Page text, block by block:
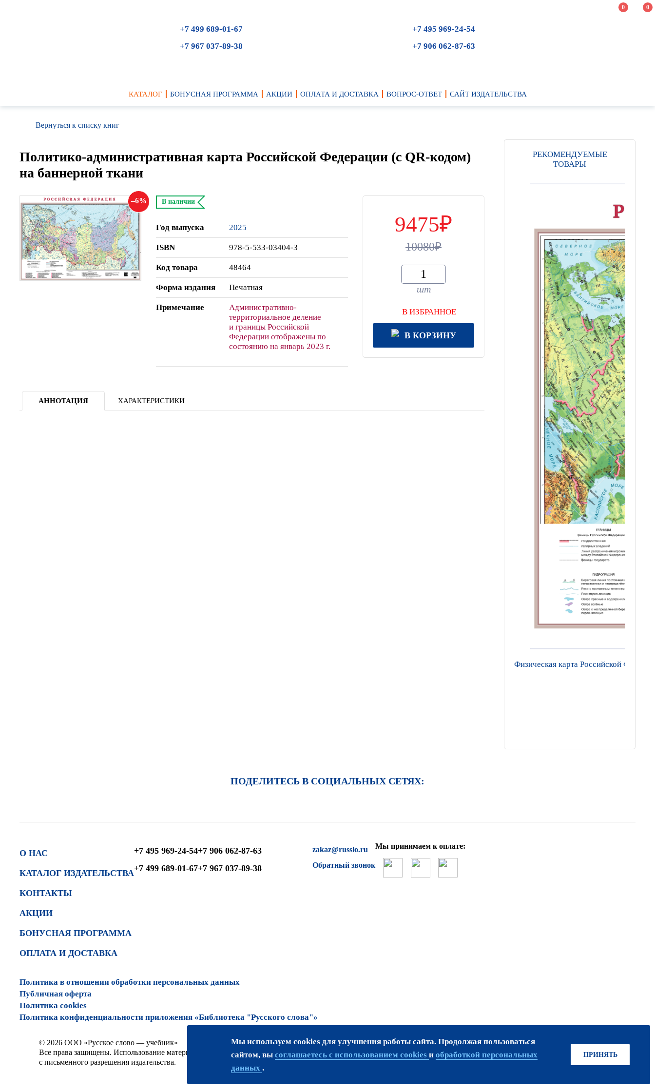
0 0
+7 499 689-01-67
+7 967 037-89-38
+7 495 969-24-54
+7 906 062-87-63
КАТАЛОГ БОНУСНАЯ ПРОГРАММА АКЦИИ ОПЛАТА И ДОСТАВКА ВОПРОС-ОТВЕТ САЙТ ИЗДАТЕЛЬСТВА
Вернуться к списку книг
Политико-административная карта Российской Федерации (с QR-кодом)
на баннерной ткани
6 В наличии
Год выпуска 2025
ISBN 978-5-533-03404-3
Код товара 48464
Форма издания Печатная
Примечание
Административно-
территориальное деление
и границы Российской
Федерации отображены по
состоянию на январь 2023 г.
9475
10080
шт
В ИЗБРАННОЕ
В КОРЗИНУ
АННОТАЦИЯ ХАРАКТЕРИСТИКИ
РЕКОМЕНДУЕМЫЕ
ТОВАРЫ
Физическая карта Российской
ПОДЕЛИТЕСЬ В СОЦИАЛЬНЫХ СЕТЯХ:
О НАС
КАТАЛОГ ИЗДАТЕЛЬСТВА
КОНТАКТЫ
АКЦИИ
БОНУСНАЯ ПРОГРАММА
ОПЛАТА И ДОСТАВКА
+7 495 969-24-54
+7 499 689-01-67
+7 906 062-87-63
+7 967 037-89-38
zakaz@russlo.ru
Обратный звонок
Мы принимаем к оплате:
Политика в отношении обработки персональных данных
Публичная оферта
Политика cookies
Политика конфиденциальности приложения «Библиотека "Русского слова"»
© 2026 ООО «Русское слово — учебник»
Все права защищены. Использование материалов сайта возможно только
с письменного разрешения издательства.
ПРИСОЕДИНЯЙТЕСЬ!
Мы используем cookies для улучшения работы сайта. Продолжая пользоваться
сайтом, вы соглашаетесь с использованием cookies и обработкой персональных
данных .
ПРИНЯТЬ